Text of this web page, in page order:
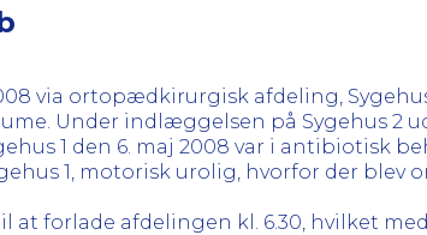
via ortopædkirurgisk afdeling,
Under indlæggelsen på Sygehus 2
1 den 6. maj 2008 var i antibiotisk
1, motorisk urolig, hvorfor der blev
at forlade afdelingen kl. 6.30, hvilket